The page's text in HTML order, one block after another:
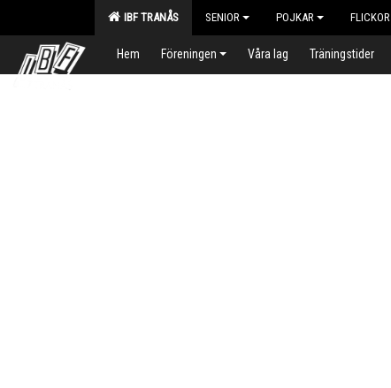
IBF TRANÅS SENIOR POJKAR FLICKOR
Hem Föreningen Våra lag Träningstider